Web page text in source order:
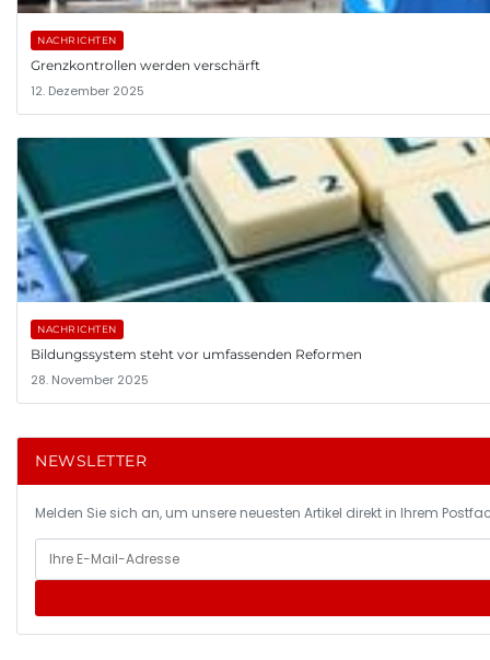
NACHRICHTEN
Grenzkontrollen werden verschärft
12. Dezember 2025
NACHRICHTEN
Bildungssystem steht vor umfassenden Reformen
28. November 2025
NEWSLETTER
Melden Sie sich an, um unsere neuesten Artikel direkt in Ihrem